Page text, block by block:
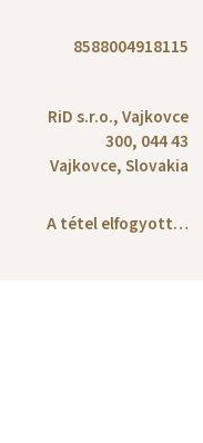
8588004918115
RiD s.r.o., Vajkovce
300, 044 43
Vajkovce, Slovakia
A tétel elfogyott…